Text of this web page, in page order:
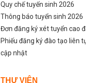
Quy chế tuyến sinh 2026
Thông báo tuyển sinh 2026
Đơn đăng ký xét tuyển cao
Phiếu đăng ký đào tạo liên
cập nhật
THƯ VIỆN